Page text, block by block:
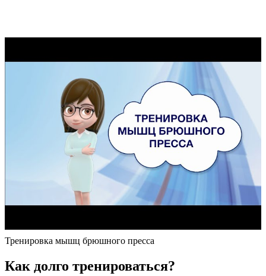
Тренировка мышц брюшного пресса
Как долго тренироваться?